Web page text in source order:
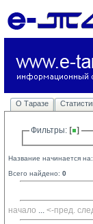
О Таразе
Фильтры:
Название начинается на:
Всего найдено: 0
начало ... <-пред.